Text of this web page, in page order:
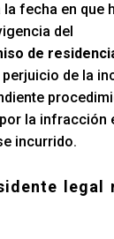
fecha en que
del
de
perjuicio de la
la infracción
incurrido.
legal